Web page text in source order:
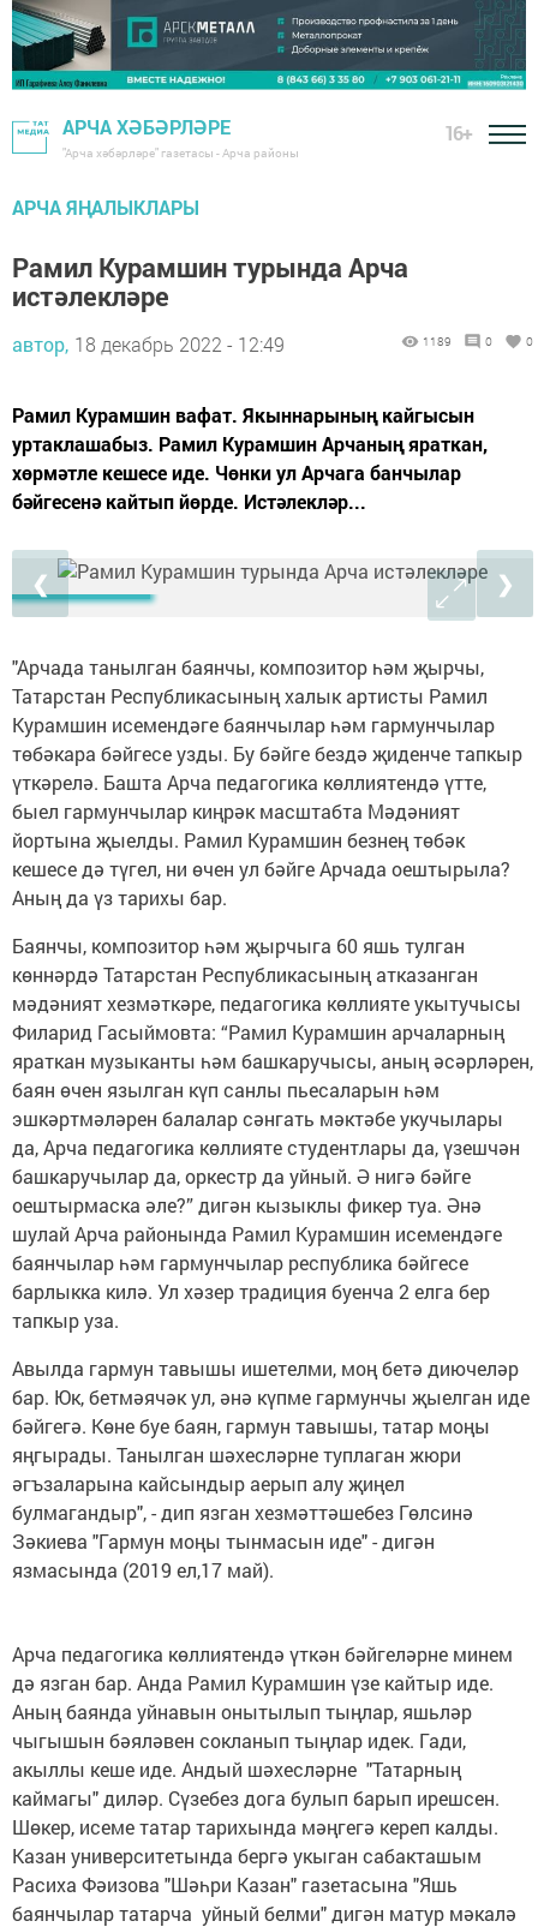
АРЧА ХӘБӘРЛӘРЕ
"Арча хәбәрләре" газетасы - Арча районы
16+
АРЧА ЯҢАЛЫКЛАРЫ
Рамил Курамшин турында Арча
истәлекләре
автор, 18 декабрь 2022 - 12:49 1189 0 0
Рамил Курамшин вафат. Якыннарының кайгысын
уртаклашабыз. Рамил Курамшин Арчаның яраткан,
хөрмәтле кешесе иде. Чөнки ул Арчага банчылар
бәйгесенә кайтып йөрде. Истәлекләр...
❮ ❯
"Арчада танылган баянчы, композитор һәм җырчы,
Татарстан Республикасының халык артисты Рамил
Курамшин исемендәге баянчылар һәм гармунчылар
төбәкара бәйгесе узды. Бу бәйге бездә җиденче тапкыр
үткәрелә. Башта Арча педагогика көллиятендә үтте,
быел гармунчылар киңрәк масштабта Мәдәният
йортына җыелды. Рамил Курамшин безнең төбәк
кешесе дә түгел, ни өчен ул бәйге Арчада оештырыла?
Аның да үз тарихы бар.
Баянчы, композитор һәм җырчыга 60 яшь тулган
көннәрдә Татарстан Республикасының атказанган
мәдәният хезмәткәре, педагогика көллияте укытучысы
Филарид Гасыймовта: “Рамил Курамшин арчаларның
яраткан музыканты һәм башкаручысы, аның әсәрләрен,
баян өчен язылган күп санлы пьесаларын һәм
эшкәртмәләрен балалар сәнгать мәктәбе укучылары
да, Арча педагогика көллияте студентлары да, үзешчән
башкаручылар да, оркестр да уйный. Ә нигә бәйге
оештырмаска әле?” дигән кызыклы фикер туа. Әнә
шулай Арча районында Рамил Курамшин исемендәге
баянчылар һәм гармунчылар республика бәйгесе
барлыкка килә. Ул хәзер традиция буенча 2 елга бер
тапкыр уза.
Авылда гармун тавышы ишетелми, моң бетә диючеләр
бар. Юк, бетмәячәк ул, әнә күпме гармунчы җыелган иде
бәйгегә. Көне буе баян, гармун тавышы, татар моңы
яңгырады. Танылган шәхесләрне туплаган жюри
әгъзаларына кайсындыр аерып алу җиңел
булмагандыр", - дип язган хезмәттәшебез Гөлсинә
Зәкиева "Гармун моңы тынмасын иде" - дигән
язмасында (2019 ел,17 май).
Арча педагогика көллиятендә үткән бәйгеләрне минем
дә язган бар. Анда Рамил Курамшин үзе кайтыр иде.
Аның баянда уйнавын онытылып тыңлар, яшьләр
чыгышын бәяләвен сокланып тыңлар идек. Гади,
акыллы кеше иде. Андый шәхесләрне "Татарның
каймагы" диләр. Сүзебез дога булып барып ирешсен.
Шөкер, исеме татар тарихында мәңгегә кереп калды.
Казан университетында бергә укыган сабакташым
Расиха Фәизова "Шәһри Казан" газетасына "Яшь
баянчылар татарча уйный белми" дигән матур мәкалә